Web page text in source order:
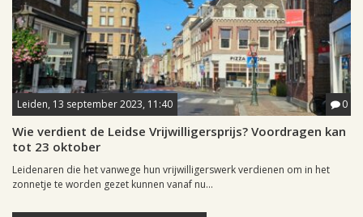
Leiden, 13 september 2023, 11:40 0
Wie verdient de Leidse Vrijwilligersprijs? Voordragen kan
tot 23 oktober
Leidenaren die het vanwege hun vrijwilligerswerk verdienen om in het
zonnetje te worden gezet kunnen vanaf nu...